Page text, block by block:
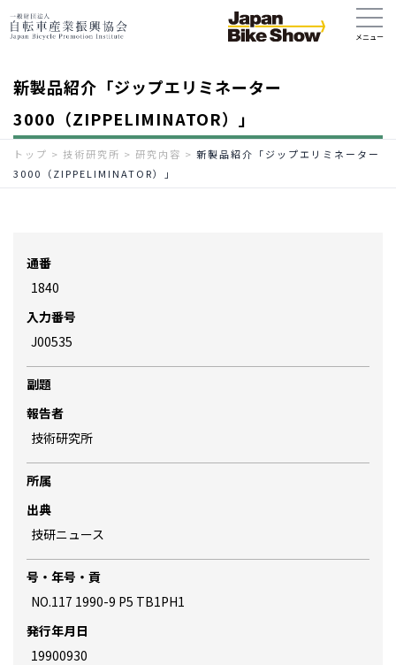
新製品紹介「ジップエリミネーター
3000（ZIPPELIMINATOR）」
トップ > 技術研究所 > 研究内容 > 新製品紹介「ジップエリミネーター
3000（ZIPPELIMINATOR）」
通番
1840
入力番号
J00535
副題
報告者
技術研究所
所属
出典
技研ニュース
号・年号・貢
NO.117 1990-9 P5 TB1PH1
発行年月日
19900930